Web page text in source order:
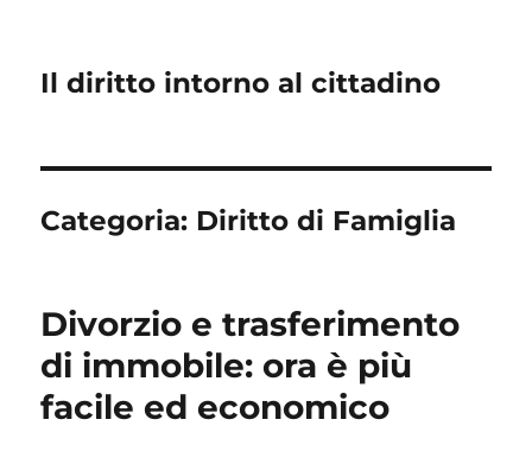
Il diritto intorno al cittadino
Categoria: Diritto di Famiglia
Divorzio e trasferimento
di immobile: ora è più
facile ed economico